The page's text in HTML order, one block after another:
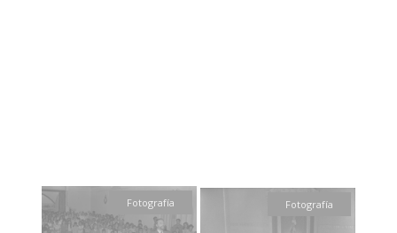
Fotografía Fotografía